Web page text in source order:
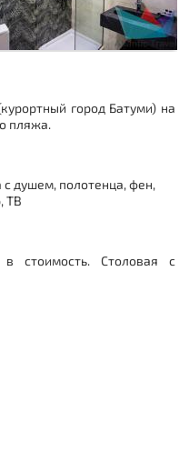
курортный город Батуми) на
пляжа.
душем, полотенца, фен,
ТВ
стоимость. Столовая с